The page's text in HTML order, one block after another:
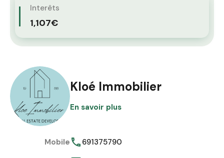
Interêts
1,107€
Kloé Immobilier
En savoir plus
Mobile
691375790